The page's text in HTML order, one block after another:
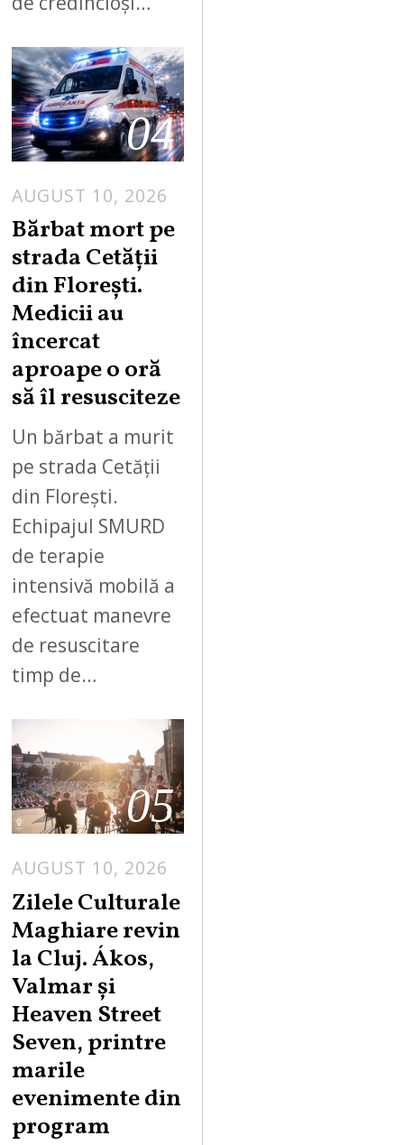
04
AUGUST 10, 2026
Bărbat mort pe
strada Cetății
din Florești.
Medicii au
încercat
aproape o oră
să îl resusciteze
Un bărbat a murit
pe strada Cetății
din Florești.
Echipajul SMURD
de terapie
intensivă mobilă a
efectuat manevre
de resuscitare
timp de…
05
AUGUST 10, 2026
G
U
0
Zilele Culturale
Maghiare revin
la Cluj. Ákos,
Valmar și
Heaven Street
Seven, printre
marile
evenimente din
program